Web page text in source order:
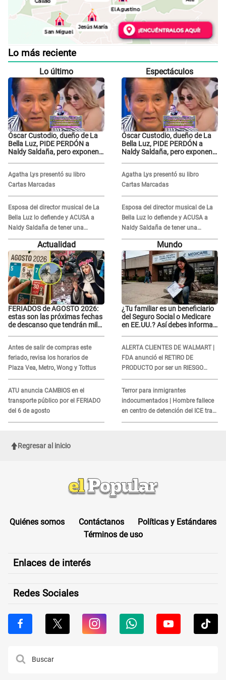
Lo más reciente
Lo último
Óscar Custodio, dueño de La
Bella Luz, PIDE PERDÓN a
Naldy Saldaña, pero exponen
grabar"
Agatha Lys presentó su libro
Cartas Marcadas
Esposa del director musical de La
Bella Luz lo defiende y ACUSA a
Naldy Saldaña de tener una
relación con él y otros integrantes
Espectáculos
Óscar Custodio, dueño de La
Bella Luz, PIDE PERDÓN a
Naldy Saldaña, pero exponen
grabar"
Agatha Lys presentó su libro
Cartas Marcadas
Esposa del director musical de La
Bella Luz lo defiende y ACUSA a
Naldy Saldaña de tener una
relación con él y otros integrantes
Actualidad
FERIADOS de AGOSTO 2026:
estas son las próximas fechas
de descanso que tendrán miles
Antes de salir de compras este
feriado, revisa los horarios de
Plaza Vea, Metro, Wong y Tottus
ATU anuncia CAMBIOS en el
transporte público por el FERIADO
del 6 de agosto
Mundo
¿Tu familiar es un beneficiario
del Seguro Social o Medicare
en EE.UU.? Así debes informar
ALERTA CLIENTES DE WALMART |
FDA anunció el RETIRO DE
PRODUCTO por ser un RIESGO
MORTAL para consumidores: ¿Cuál
es?
Terror para inmigrantes
indocumentados | Hombre fallece
en centro de detención del ICE tras
sufrir una "emergencia médica"
Regresar al inicio
Quiénes somos Contáctanos
Políticas y Estándares
Términos de uso
Enlaces de interés
Redes Sociales